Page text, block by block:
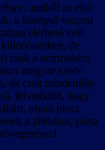
amiből az első
a középső viszont
elérhető volt
de
csak a nemzetközi
magyar nyelv
de csak mindenféle
felvetődött, hogy
olyan plusz
a játékban, plusz